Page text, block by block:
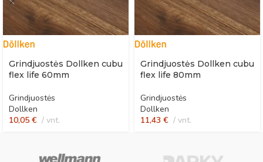
Grindjuostės Dollken cubu
flex life 60mm
Grindjuostės
Dollken
10,05 € vnt.
Grindjuostės Dollken cubu
flex life 80mm
Grindjuostės
Dollken
11,43 € vnt.